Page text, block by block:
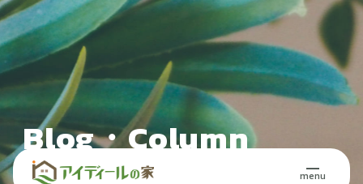
menu
Blog・Column
ブログ・コラム